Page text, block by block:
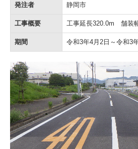
発注者 静岡市
工事概要 工事延長320.0m 舗装
期間 令和3年4月2日～令和3